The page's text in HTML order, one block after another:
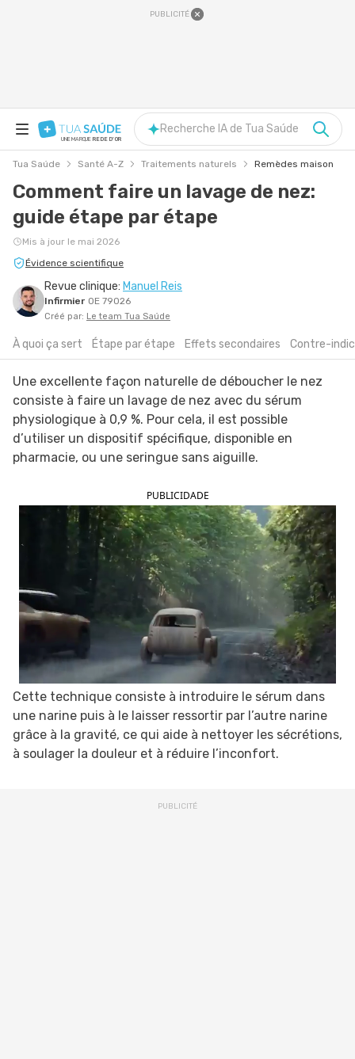
PUBLICITÉ
UNE MARQUE REDE D'OR
Recherche IA de Tua Saúde
Tua Saúde Santé A-Z Traitements naturels Remèdes maison
Comment faire un lavage de nez:
guide étape par étape
Mis à jour le mai 2026
Évidence scientifique
Revue clinique: Manuel Reis
Infirmier OE 79026
Créé par: Le team Tua Saúde
À quoi ça sert Étape par étape Effets secondaires Contre-
Une excellente façon naturelle de déboucher le nez
consiste à faire un lavage de nez avec du sérum
physiologique à 0,9 %. Pour cela, il est possible
d’utiliser un dispositif spécifique, disponible en
pharmacie, ou une seringue sans aiguille.
PUBLICIDADE
Cette technique consiste à introduire le sérum dans
une narine puis à le laisser ressortir par l’autre narine
grâce à la gravité, ce qui aide à nettoyer les sécrétions,
à soulager la douleur et à réduire l’inconfort.